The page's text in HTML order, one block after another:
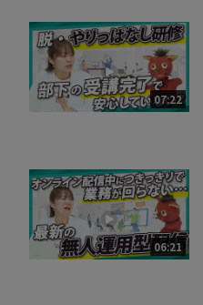
07:22
06:21